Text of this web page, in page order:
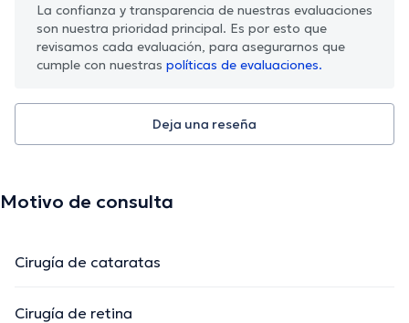
La confianza y transparencia de nuestras evaluaciones
son nuestra prioridad principal. Es por esto que
revisamos cada evaluación, para asegurarnos que
cumple con nuestras políticas de evaluaciones.
Deja una reseña
Motivo de consulta
Cirugía de cataratas
Cirugía de retina